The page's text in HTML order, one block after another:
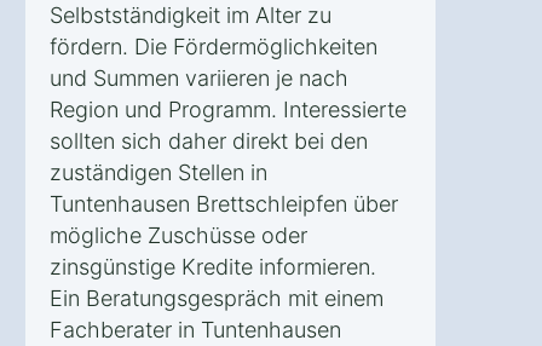
Selbstständigkeit im Alter zu
fördern. Die Fördermöglichkeiten
und Summen variieren je nach
Region und Programm. Interessierte
sollten sich daher direkt bei den
zuständigen Stellen in
Tuntenhausen Brettschleipfen über
mögliche Zuschüsse oder
zinsgünstige Kredite informieren.
Ein Beratungsgespräch mit einem
Fachberater in Tuntenhausen